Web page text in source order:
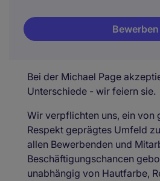
Bewerben
Bei der Michael Page
Unterschiede - wir feiern sie.
Wir verpflichten uns, ein von
Respekt geprägtes Umfeld
allen Bewerbenden und
Beschäftigungschancen
unabhängig von Hautfarbe,